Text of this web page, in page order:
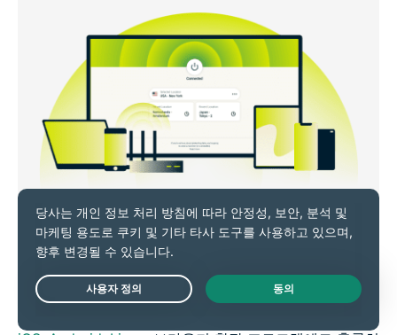
다른 스마트 기기에서의 사용
Live Chat